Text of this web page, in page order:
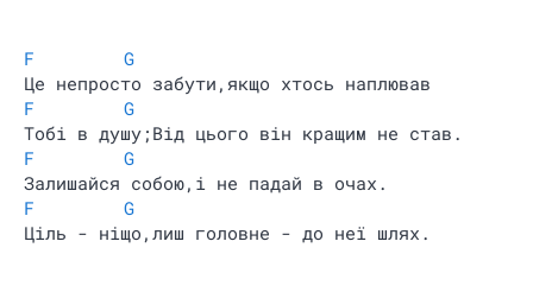
F
G
Це непросто забути,якщо хтось наплював
F
G
Тобі в душу;Від цього він кращим не став.
F
G
Залишайся собою,і не падай в очах.
F
G
Ціль - ніщо,лиш головне - до неї шлях.